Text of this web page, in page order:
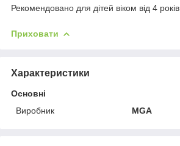
Рекомендовано для дітей віком від 4 років.
Приховати
Характеристики
Основні
Виробник
MGA